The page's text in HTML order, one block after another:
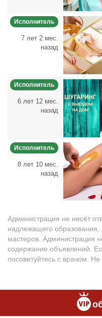
Исполнитель
7 лет 2 мес.
назад
Исполнитель
6 лет 12 мес.
назад
Исполнитель
8 лет 10 мес.
назад
Администрация не несёт
надлежащего образования,
мастеров. Администрация
содержание объявлений.
посоветуйтесь с врачом.